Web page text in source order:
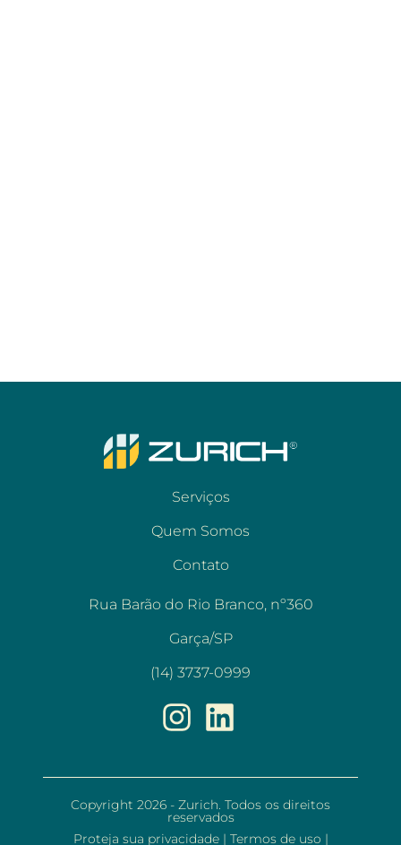
Serviços
Quem Somos
Contato
Rua Barão do Rio Branco, nº360
Garça/SP
(14) 3737-0999
Copyright 2026 - Zurich. Todos os direitos
reservados
Proteja sua privacidade | Termos de uso |